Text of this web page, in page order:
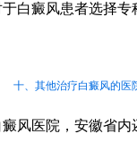
白癜风患者选择专
十、其他治疗白癜风的医
风医院，安徽省内